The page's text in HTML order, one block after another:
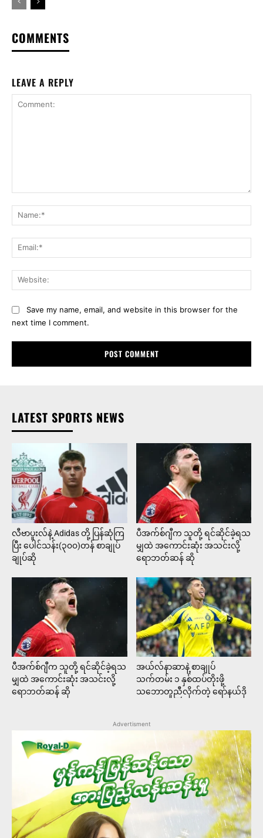
COMMENTS
LEAVE A REPLY
Save my name, email, and website in this browser for the
next time I comment.
LATEST SPORTS NEWS
လီဗာပူးလ်နဲ့ Adidas တို့ ပြန်ဆုံကြ
ပြီး ပေါင်သန်း(၃၀၀)တန် စာချုပ်
ချုပ်ဆို
ပီအက်စ်ဂျီက သူတို့ ရင်ဆိုင်ခဲ့ရသ
မျှထဲ အကောင်းဆုံး အသင်းလို့
ရောဘတ်ဆန် ဆို
ပီအက်စ်ဂျီက သူတို့ ရင်ဆိုင်ခဲ့ရသ
မျှထဲ အကောင်းဆုံး အသင်းလို့
ရောဘတ်ဆန် ဆို
အယ်လ်နာဆာနဲ့ စာချုပ်
သက်တမ်း ၁ နှစ်ထပ်တိုးဖို့
သဘောတူညီလိုက်တဲ့ ရော်နယ်ဒို
Advertisment